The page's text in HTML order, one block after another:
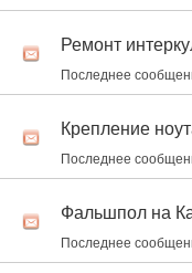
Ремонт
Последнее
Крепление
Последнее
Фальшпол на
Последнее